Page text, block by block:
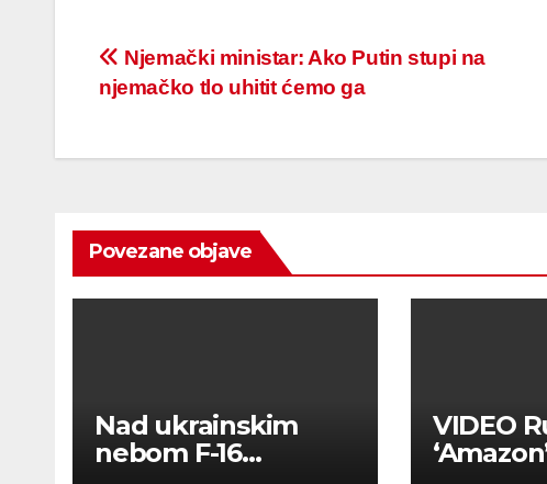
Post
navigation
Njemački ministar: Ako Putin stupi na
njemačko tlo uhitit ćemo ga
Povezane objave
Nad ukrainskim
nebom F-16
VIDEO